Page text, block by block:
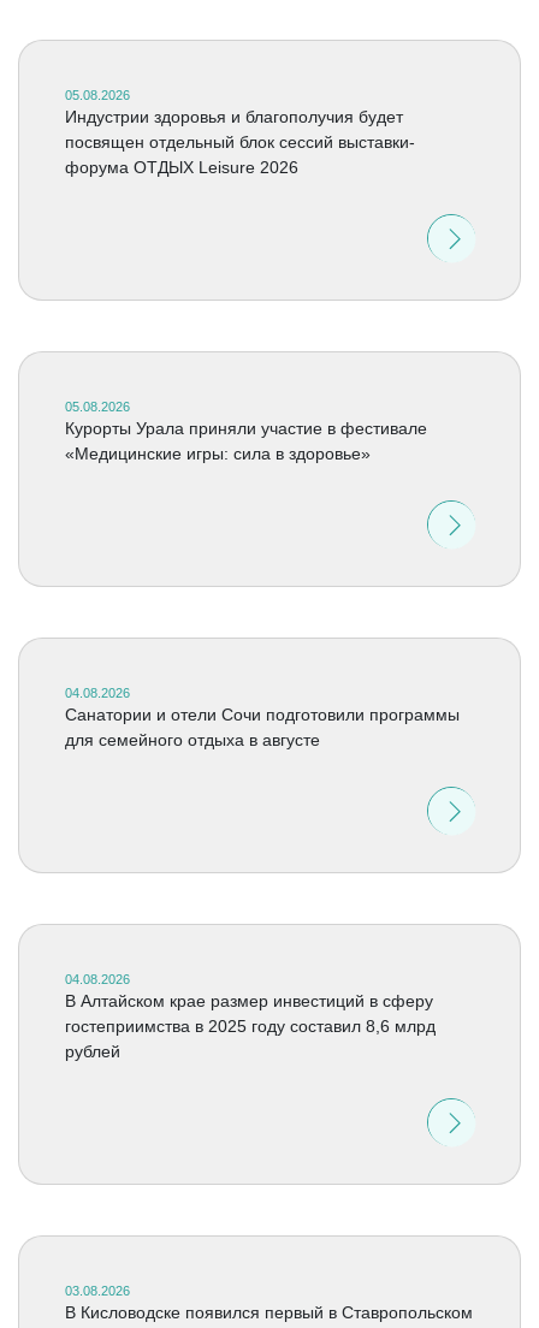
05.08.2026
Индустрии здоровья и благополучия будет
посвящен отдельный блок сессий выставки-
форума ОТДЫХ Leisure 2026
05.08.2026
Курорты Урала приняли участие в фестивале
«Медицинские игры: сила в здоровье»
04.08.2026
Санатории и отели Сочи подготовили программы
для семейного отдыха в августе
04.08.2026
В Алтайском крае размер инвестиций в сферу
гостеприимства в 2025 году составил 8,6 млрд
рублей
03.08.2026
В Кисловодске появился первый в Ставропольском